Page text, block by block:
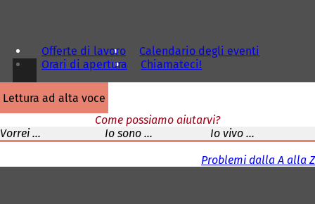
Offerte di lavoro
Calendario degli eventi
Orari di apertura
Chiamateci!
lettura ad alta voce
Come possiamo aiutarvi?
Vorrei ...
Io sono ...
Io vivo ...
Problemi dalla A alla Z